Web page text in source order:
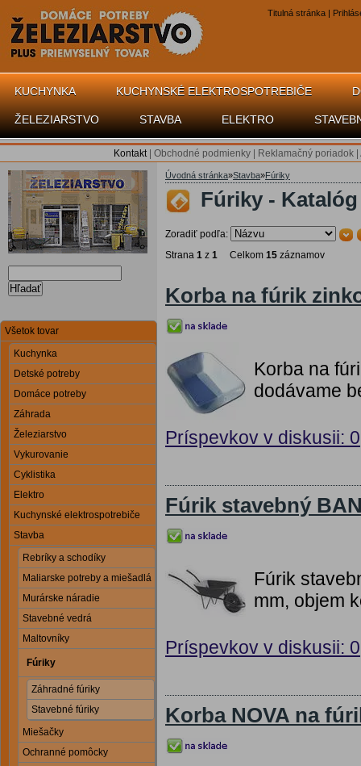
Titulná stránka |
KUCHYNKA KUCHYNSKÉ ELEKTROSPOTREBIČE
ŽELEZIARSTVO STAVBA ELEKTRO
Kontakt| Obchodné podmienky Reklamačný poriadok
Hľadať
Všetok tovar
Kuchynka
Detské potreby
Domáce potreby
Záhrada
Železiarstvo
Vykurovanie
Cyklistika
Elektro
Kuchynské elektrospotrebiče
Stavba
Rebríky a schodíky
Maliarske potreby a miešadlá
Murárske náradie
Stavebné vedrá
Maltovníky
Fúriky
Záhradné fúriky
Stavebné fúriky
Miešačky
Ochranné pomôcky
Úvodná stránka»Stavba»Fúriky
Fúriky - Katalóg
Zoradiť podľa:
Strana 1 z 1 Celkom 15 záznamov
Korba na fúrik
Korba na
dodávame
Príspevkov v diskusii: 0
Fúrik stavebný
Fúrik
mm, objem
Príspevkov v diskusii: 0
Korba NOVA na